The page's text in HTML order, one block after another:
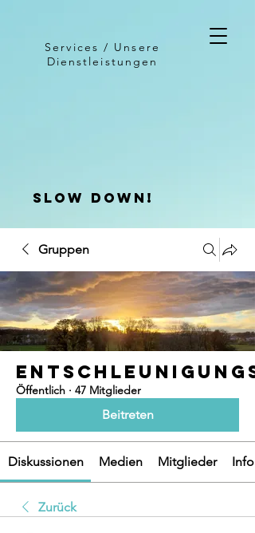
slow down!
Services / Unsere
Dienstleistungen
Gruppen
Öffentlich · 47 Mitglieder
Beitreten
Diskussionen Medien Mitglieder Info
Zurück